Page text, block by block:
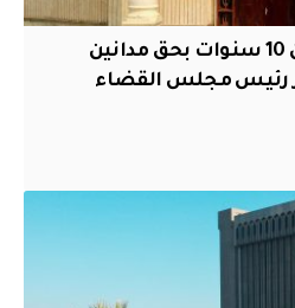
جنايات ذي قار: السجن 10 سنوات بحق مدانين
رئيس مجلس القضاء